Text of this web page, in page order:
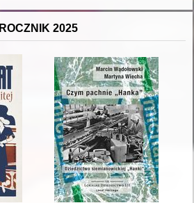
ROCZNIK 2025